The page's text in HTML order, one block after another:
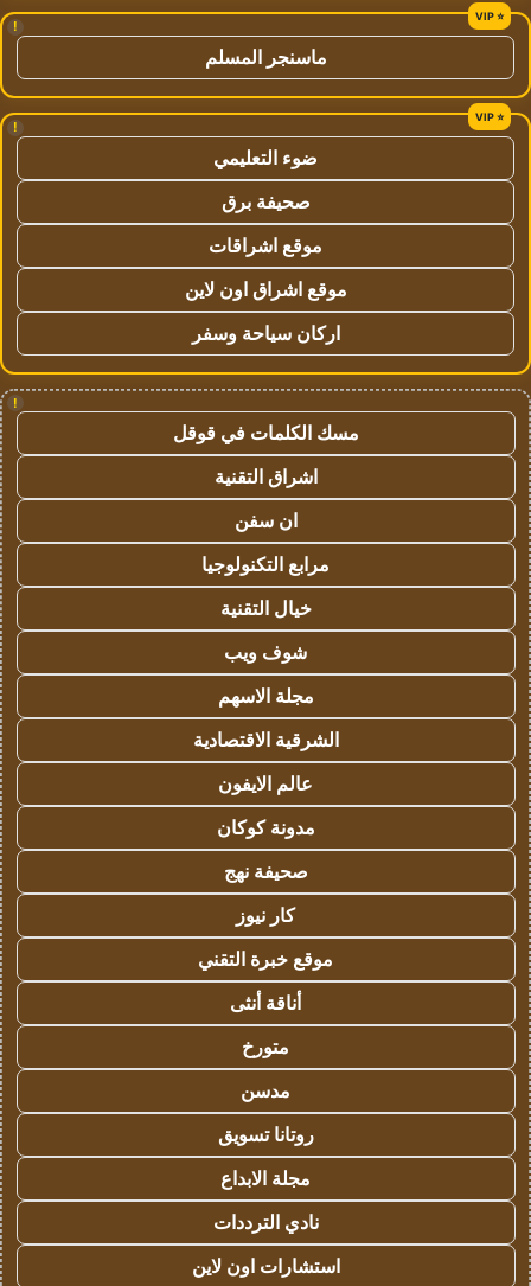
!
ماسنجر المسلم
!
ضوء التعليمي
صحيفة برق
موقع اشراقات
موقع اشراق اون لاين
اركان سياحة وسفر
!
مسك الكلمات في قوقل
اشراق التقنية
ان سفن
مرابع التكنولوجيا
خيال التقنية
شوف ويب
مجلة الاسهم
الشرقية الاقتصادية
عالم الايفون
مدونة كوكان
صحيفة نهج
كار نيوز
موقع خبرة التقني
أناقة أنثى
متورخ
مدسن
روتانا تسويق
مجلة الابداع
نادي الترددات
استشارات اون لاين